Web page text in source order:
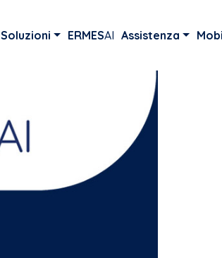
Soluzioni ERMESAI Assistenza